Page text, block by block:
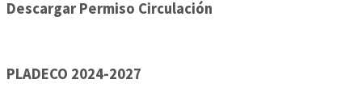
Descargar Permiso Circulación
PLADECO 2024-2027